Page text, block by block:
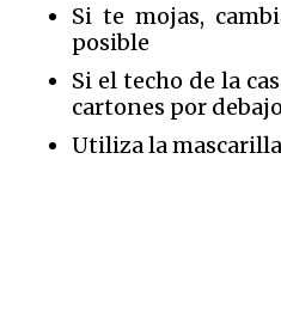
Si te mojas,
posible
Si el techo de la
cartones por
Utiliza la mascarilla